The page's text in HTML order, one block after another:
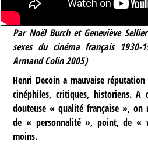
Par Noël Burch et Geneviève
sexes du cinéma français 1930-
Armand Colin 2005)
Henri Decoin a mauvaise
cinéphiles, critiques, historiens. A
douteuse « qualité française », on
de « personnalité », point, de «
moins.